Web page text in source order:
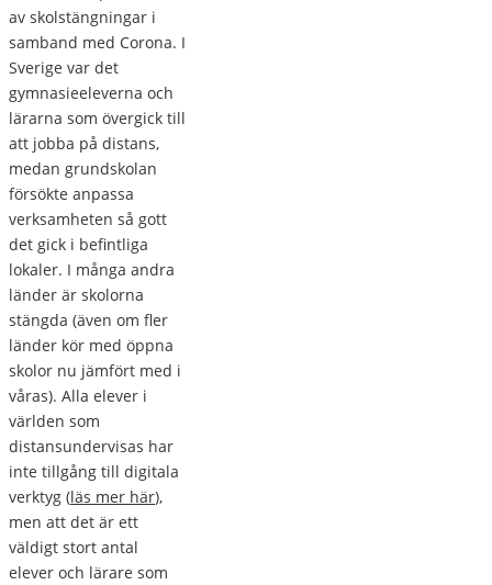
av skolstängningar i
samband med Corona. I
Sverige var det
gymnasieeleverna och
lärarna som övergick till
att jobba på distans,
medan grundskolan
försökte anpassa
verksamheten så gott
det gick i befintliga
lokaler. I många andra
länder är skolorna
stängda (även om fler
länder kör med öppna
skolor nu jämfört med i
våras). Alla elever i
världen som
distansundervisas har
inte tillgång till digitala
verktyg (läs mer här),
men att det är ett
väldigt stort antal
elever och lärare som